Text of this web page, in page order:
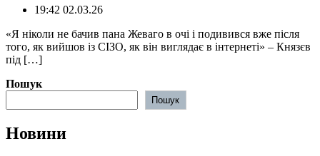
19:42 02.03.26
️«Я ніколи не бачив пана Жеваго в очі і подивився вже після
того, як вийшов із СІЗО, як він виглядає в інтернеті» – Князєв
під […]
Пошук
Пошук
Новини